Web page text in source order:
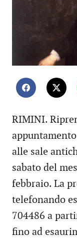
RIMINI.
alle sale
sabato del
febbraio. La
telefonando
704486 a
fino ad